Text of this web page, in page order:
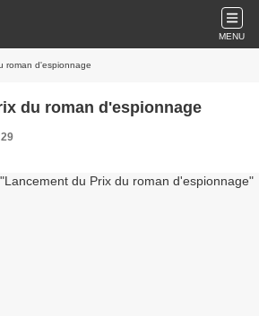
MENU
roman d'espionnage
du roman d'espionnage